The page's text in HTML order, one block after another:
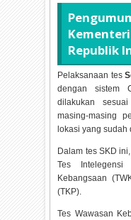
Republik
Pelaksanaan tes
dengan sistem
dilakukan
masing-masing
lokasi yang sudah
Dalam tes SKD
Tes Intelegensi
Kebangsaan
(TKP).
Tes Wawasan